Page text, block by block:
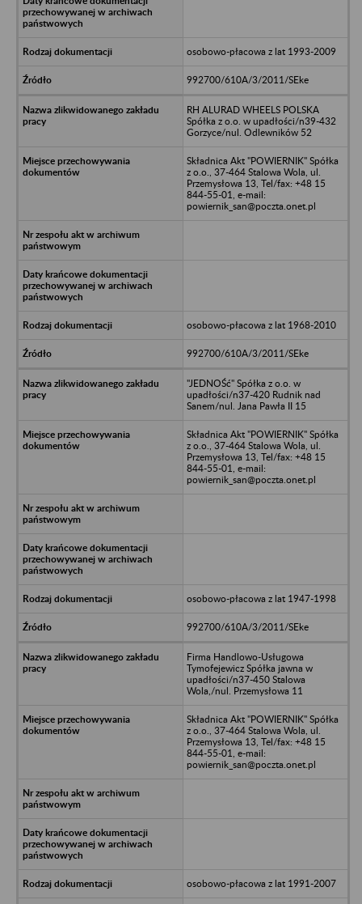
osobowo-płacowa z lat 1993-2009
992700/610A/3/2011/SEke
RH ALURAD WHEELS POLSKA
Spółka z o.o. w upadłości/n39-432
Gorzyce/nul. Odlewników 52
Składnica Akt "POWIERNIK" Spółka
z o.o., 37-464 Stalowa Wola, ul.
Przemysłowa 13, Tel/fax: +48 15
844-55-01, e-mail:
powiernik_san@poczta.onet.pl
osobowo-płacowa z lat 1968-2010
992700/610A/3/2011/SEke
"JEDNOŚć" Spółka z o.o. w
upadłości/n37-420 Rudnik nad
Sanem/nul. Jana Pawła II 15
Składnica Akt "POWIERNIK" Spółka
z o.o., 37-464 Stalowa Wola, ul.
Przemysłowa 13, Tel/fax: +48 15
844-55-01, e-mail:
powiernik_san@poczta.onet.pl
osobowo-płacowa z lat 1947-1998
992700/610A/3/2011/SEke
Firma Handlowo-Usługowa
Tymofejewicz Spółka jawna w
upadłości/n37-450 Stalowa
Wola,/nul. Przemysłowa 11
Składnica Akt "POWIERNIK" Spółka
z o.o., 37-464 Stalowa Wola, ul.
Przemysłowa 13, Tel/fax: +48 15
844-55-01, e-mail:
powiernik_san@poczta.onet.pl
osobowo-płacowa z lat 1991-2007